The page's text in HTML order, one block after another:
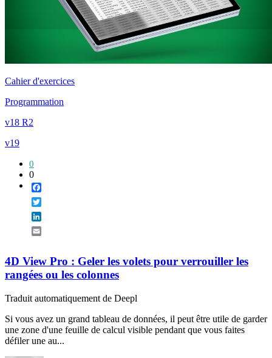
Cahier d'exercices
Programmation
v18 R2
v19
0
0
4D View Pro : Geler les volets pour verrouiller les
rangées ou les colonnes
Traduit automatiquement de Deepl
Si vous avez un grand tableau de données, il peut être utile de garder
une zone d'une feuille de calcul visible pendant que vous faites
défiler une au...